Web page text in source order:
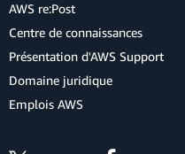
AWS re:Post
Centre de connaissances
Présentation d'AWS Support
Domaine juridique
Emplois AWS